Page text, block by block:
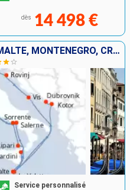
dès 14 498 €
FRANCE, ESPAGNE, ITALIE, MALTE, MONTÉNÉGRO, CROATIE
Service personnalisé